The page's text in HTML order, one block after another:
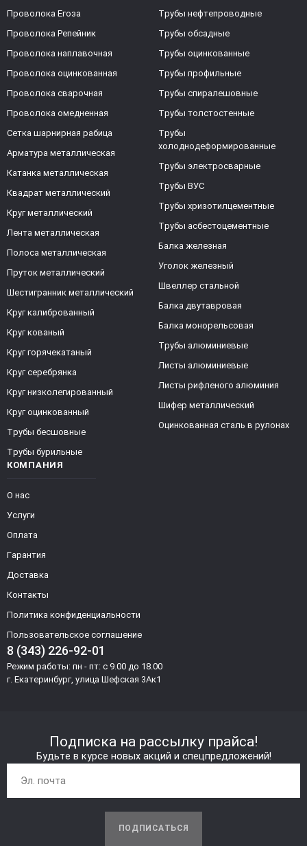
КОМПАНИЯ
О нас
Услуги
Оплата
Гарантия
Доставка
Контакты
Политика конфиденциальности
Пользовательское соглашение
8 (343) 226-92-01
Режим работы: пн - пт: с 9.00 до 18.00
г. Екатеринбург, улица Шефская 3Ак1
Проволока Егоза
Проволока Репейник
Проволока наплавочная
Проволока оцинкованная
Проволока сварочная
Проволока омедненная
Сетка шарнирная рабица
Арматура металлическая
Катанка металлическая
Квадрат металлический
Круг металлический
Лента металлическая
Полоса металлическая
Пруток металлический
Шестигранник металлический
Круг калиброванный
Круг кованый
Круг горячекатаный
Круг серебрянка
Круг низколегированный
Круг оцинкованный
Трубы бесшовные
Трубы бурильные
Трубы нефтепроводные
Трубы обсадные
Трубы оцинкованные
Трубы профильные
Трубы спиралешовные
Трубы толстостенные
Трубы
холоднодеформированные
Трубы электросварные
Трубы ВУС
Трубы хризотилцементные
Трубы асбестоцементные
Балка железная
Уголок железный
Швеллер стальной
Балка двутавровая
Балка монорельсовая
Трубы алюминиевые
Листы алюминиевые
Листы рифленого алюминия
Шифер металлический
Оцинкованная сталь в рулонах
Подписка на рассылку прайса!
Будьте в курсе новых акций и спецпредложений!
ПОДПИСАТЬСЯ